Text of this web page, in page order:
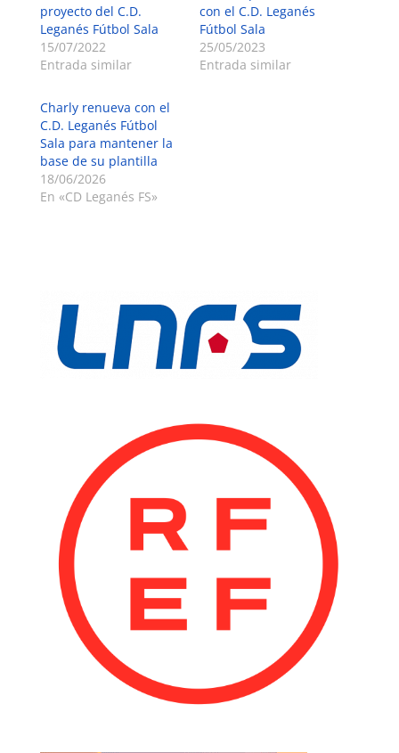
proyecto del C.D.
Leganés Fútbol Sala
15/07/2022
Entrada similar
con el C.D. Leganés
Fútbol Sala
25/05/2023
Entrada similar
Charly renueva con el
C.D. Leganés Fútbol
Sala para mantener la
base de su plantilla
18/06/2026
En «CD Leganés FS»